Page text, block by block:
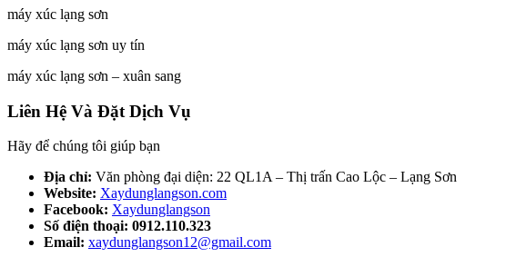
máy xúc lạng sơn
máy xúc lạng sơn uy tín
máy xúc lạng sơn – xuân sang
Liên Hệ Và Đặt Dịch Vụ
Hãy để chúng tôi giúp bạn
Địa chỉ: Văn phòng đại diện: 22 QL1A – Thị trấn Cao Lộc – Lạng Sơn
Website: Xaydunglangson.com
Facebook: Xaydunglangson
Số điện thoại: 0912.110.323
Email: xaydunglangson12@gmail.com